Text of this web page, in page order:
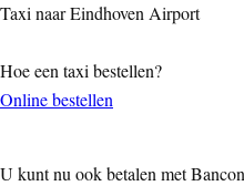
Taxi naar Eindhoven Airport
Hoe een taxi bestellen?
Online bestellen
U kunt nu ook betalen met